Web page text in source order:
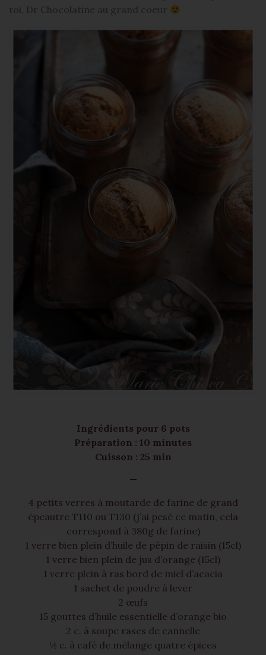
toi, Dr Chocolatine au grand coeur
Ingrédients pour 6 pots
Préparation : 10 minutes
Cuisson : 25 min
—
4 petits verres à moutarde de farine de grand
épeautre T110 ou T130 (j’ai pesé ce matin, cela
correspond à 380g de farine)
1 verre bien plein d’huile de pépin de raisin (15cl)
1 verre bien plein de jus d’orange (15cl)
1 verre plein à ras bord de miel d’acacia
1 sachet de poudre à lever
2 œufs
15 gouttes d’huile essentielle d’orange bio
2 c. à soupe rases de cannelle
½ c. à café de mélange quatre épices